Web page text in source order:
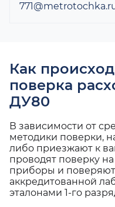
Как
поверка
ДУ80
В зависимости от
методики поверки,
либо приезжают к
проводят поверку
приборы и
аккредитованной
эталонами 1-го